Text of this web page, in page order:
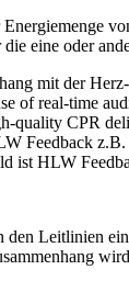
eine oder
mit der
of real-time
quality CPR
Feedback
ist HLW
Leitlinien